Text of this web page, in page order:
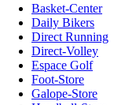
Basket-Center
Daily Bikers
Direct Running
Direct-Volley
Espace Golf
Foot-Store
Galope-Store